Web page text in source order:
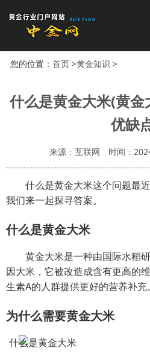
您的位置： 首页>黄金知识 >
什么是黄金大米(黄
优缺
来源：互联网 时间：
什么是黄金大米这个问题最
我们来一起探寻答案。
什么是黄金大米
黄金大米是一种由国际水稻
因大米，它被改造成含有更高的
生素A的人群提供更好的营养补充。
为什么需要黄金大米